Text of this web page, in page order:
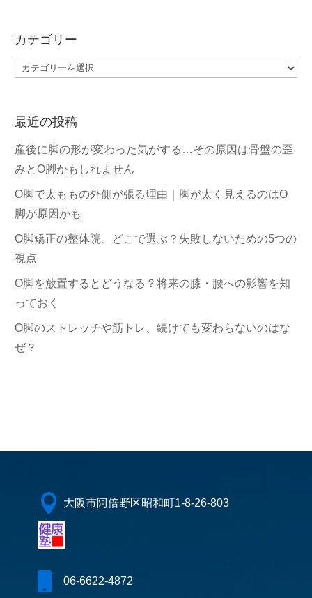
カテゴリー
カ
リ
ー
最近の投稿
産後に脚の形が変わった気がする…その原因は骨盤の歪
みとO脚かもしれません
O脚で太ももの外側が張る理由｜脚が太く見えるのはO
脚が原因かも
O脚矯正の整体院、どこで選ぶ？失敗しないための5つの
視点
O脚を放置するとどうなる？将来の膝・腰への影響を知
っておく
O脚のストレッチや筋トレ、続けても変わらないのはな
ぜ？
 大阪市阿倍野区昭和町1-8-26-803
06-6622-4872